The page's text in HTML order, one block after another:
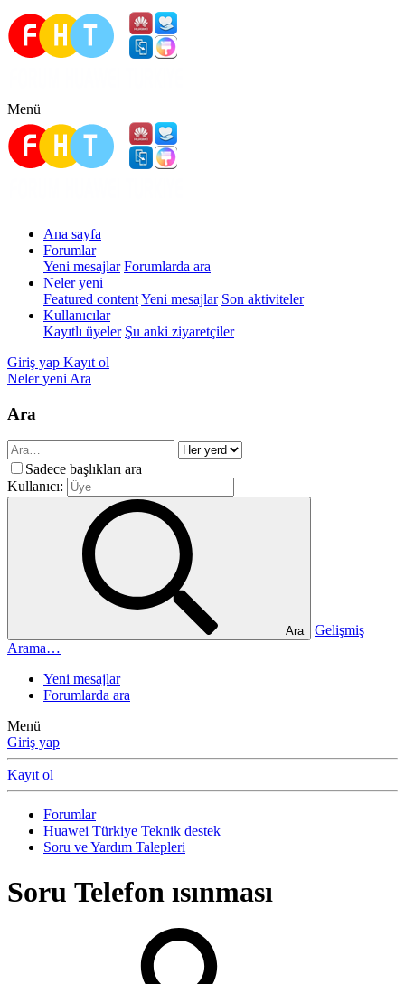
Menü
Ana sayfa
Forumlar
Yeni mesajlar Forumlarda ara
Neler yeni
Featured contentYeni mesajlar Son aktiviteler
Kullanıcılar
Kayıtlı üyeler Şu anki ziyaretçiler
Giriş yap Kayıt ol
Neler yeni Ara
Ara
Sadece başlıkları ara
Kullanıcı:
Ara
Gelişmiş
Arama…
Yeni mesajlar
Forumlarda ara
Menü
Giriş yap
Kayıt ol
Forumlar
Huawei Türkiye Teknik destek
Soru ve Yardım Talepleri
Soru Telefon ısınması